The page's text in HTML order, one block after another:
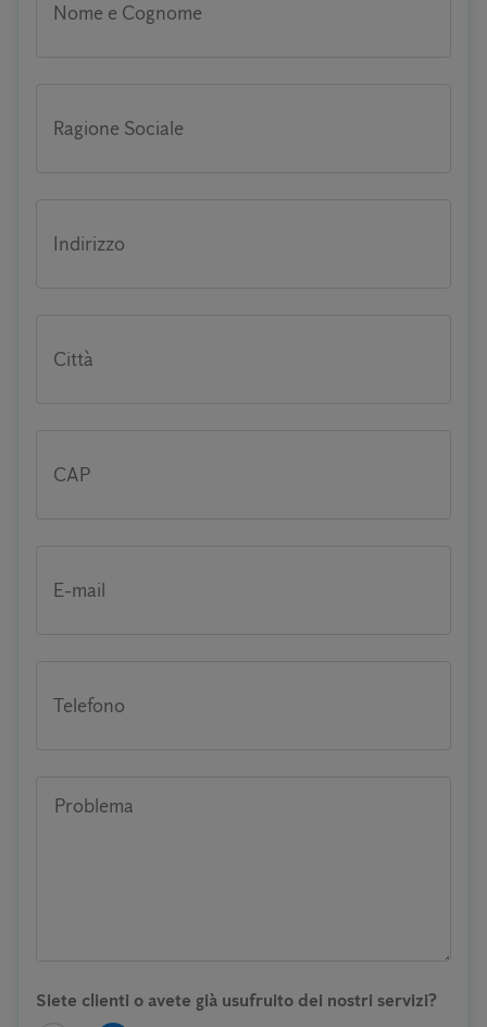
Nome e Cognome
Ragione Sociale
Indirizzo
Città
CAP
E-mail
Telefono
Problema
Siete clienti o avete già usufruito dei nostri servizi?